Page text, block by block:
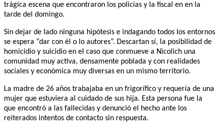
trágica escena que encontraron los policías y la fiscal en en la
tarde del domingo.
Sin dejar de lado ninguna hipótesis e indagando todos los entornos
se espera “dar con él o lo autores”. Descartan sí, la posibilidad de
homicidio y suicidio en el caso que conmueve a Nicolich una
comunidad muy activa, densamente poblada y con realidades
sociales y económica muy diversas en un mismo territorio.
La madre de 26 años trabajaba en un frigorífico y requería de una
mujer que estuviera al cuidado de sus hija. Esta persona fue la
que encontró a las fallecidas y denunció el hecho ante los
reiterados intentos de contacto sin respuesta.